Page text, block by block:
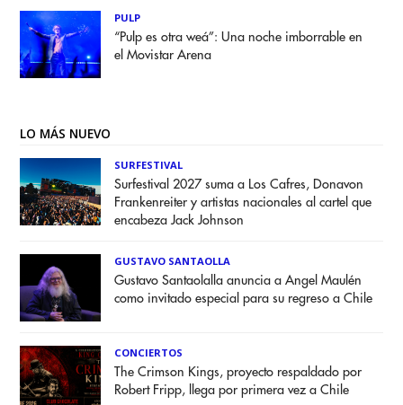
PULP
“Pulp es otra weá”: Una noche imborrable en
el Movistar Arena
LO MÁS NUEVO
SURFESTIVAL
Surfestival 2027 suma a Los Cafres, Donavon
Frankenreiter y artistas nacionales al cartel que
encabeza Jack Johnson
GUSTAVO SANTAOLLA
Gustavo Santaolalla anuncia a Angel Maulén
como invitado especial para su regreso a Chile
CONCIERTOS
The Crimson Kings, proyecto respaldado por
Robert Fripp, llega por primera vez a Chile